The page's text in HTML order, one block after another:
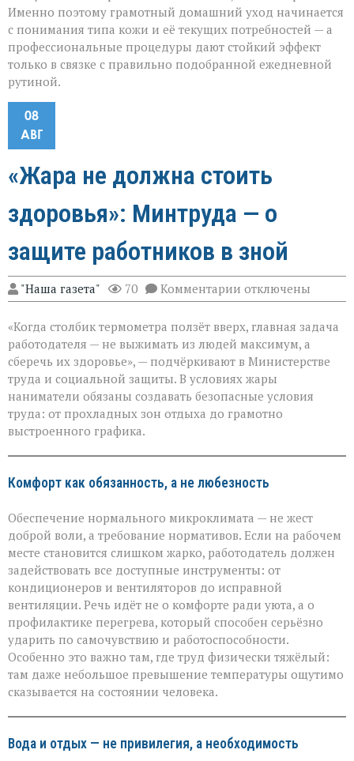
Именно поэтому грамотный домашний уход начинается
с понимания типа кожи и её текущих потребностей — а
профессиональные процедуры дают стойкий эффект
только в связке с правильно подобранной ежедневной
рутиной.
08
АВГ
«Жара не должна стоить
здоровья»: Минтруда — о
защите работников в зной
"Наша газета" 70 Комментарии к
записи
не
должна
стоить
здоровья»:
Минтруда — о
защите
работников
в
отключены
«Когда столбик термометра ползёт вверх, главная задача
работодателя — не выжимать из людей максимум, а
сберечь их здоровье», — подчёркивают в Министерстве
труда и социальной защиты. В условиях жары
наниматели обязаны создавать безопасные условия
труда: от прохладных зон отдыха до грамотно
выстроенного графика.
Комфорт как обязанность, а не любезность
Обеспечение нормального микроклимата — не жест
доброй воли, а требование нормативов. Если на рабочем
месте становится слишком жарко, работодатель должен
задействовать все доступные инструменты: от
кондиционеров и вентиляторов до исправной
вентиляции. Речь идёт не о комфорте ради уюта, а о
профилактике перегрева, который способен серьёзно
ударить по самочувствию и работоспособности.
Особенно это важно там, где труд физически тяжёлый:
там даже небольшое превышение температуры ощутимо
сказывается на состоянии человека.
Вода и отдых — не привилегия, а необходимость